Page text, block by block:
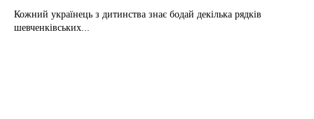
Кожний українець з дитинства знає бодай декілька рядків
шевченківських...